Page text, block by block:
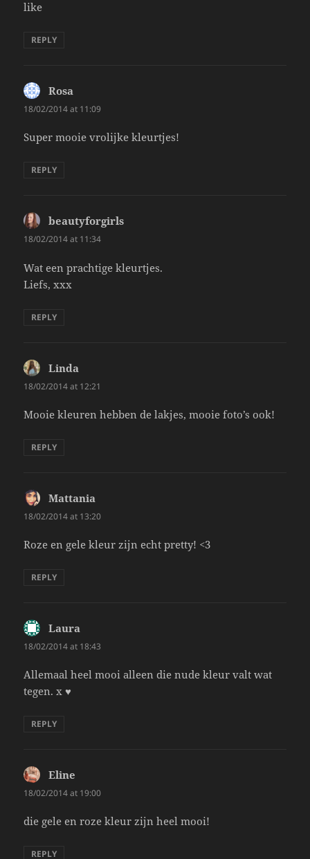
like
REPLY
Rosa
18/02/2014 at 11:09
Super mooie vrolijke kleurtjes!
REPLY
beautyforgirls
18/02/2014 at 11:34
Wat een prachtige kleurtjes.
Liefs, xxx
REPLY
Linda
18/02/2014 at 12:21
Mooie kleuren hebben de lakjes, mooie foto’s ook!
REPLY
Mattania
18/02/2014 at 13:20
Roze en gele kleur zijn echt pretty! <3
REPLY
Laura
18/02/2014 at 18:43
Allemaal heel mooi alleen die nude kleur valt wat
tegen. x ♥
REPLY
Eline
18/02/2014 at 19:00
die gele en roze kleur zijn heel mooi!
REPLY